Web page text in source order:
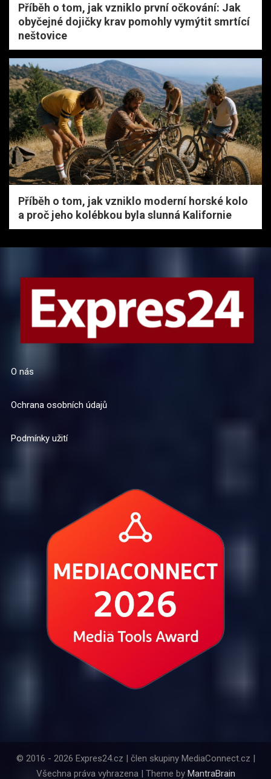
Příběh o tom, jak vzniklo první očkování: Jak
obyčejné dojičky krav pomohly vymýtit smrtící
neštovice
Příběh o tom, jak vzniklo moderní horské kolo
a proč jeho kolébkou byla slunná Kalifornie
O nás
Ochrana osobních údajů
Podmínky užití
© 2016 - 2026 Expres24.cz | člen skupiny MediaConnect.cz |
Všechna práva vyhrazena | Theme by MantraBrain